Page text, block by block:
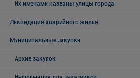
Их именами названы улицы города
Ликвидация аварийного жилья
Муниципальные закупки
Архив закупок